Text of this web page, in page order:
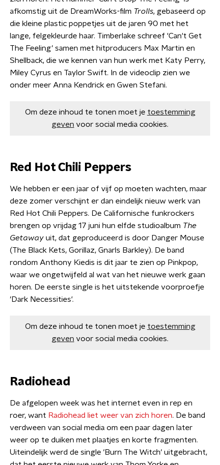
afkomstig uit de DreamWorks-film Trolls, gebaseerd op
die kleine plastic poppetjes uit de jaren 90 met het
lange, felgekleurde haar. Timberlake schreef 'Can't Get
The Feeling' samen met hitproducers Max Martin en
Shellback, die we kennen van hun werk met Katy Perry,
Miley Cyrus en Taylor Swift. In de videoclip zien we
onder meer Anna Kendrick en Gwen Stefani.
Om deze inhoud te tonen moet je toestemming
geven voor social media cookies.
Red Hot Chili Peppers
We hebben er een jaar of vijf op moeten wachten, maar
deze zomer verschijnt er dan eindelijk nieuw werk van
Red Hot Chili Peppers. De Californische funkrockers
brengen op vrijdag 17 juni hun elfde studioalbum The
Getaway uit, dat geproduceerd is door Danger Mouse
(The Black Kets, Gorillaz, Gnarls Barkley). De band
rondom Anthony Kiedis is dit jaar te zien op Pinkpop,
waar we ongetwijfeld al wat van het nieuwe werk gaan
horen. De eerste single is het uitstekende voorproefje
'Dark Necessities'.
Om deze inhoud te tonen moet je toestemming
geven voor social media cookies.
Radiohead
De afgelopen week was het internet even in rep en
roer, want Radiohead liet weer van zich horen. De band
verdween van social media om een paar dagen later
weer op te duiken met plaatjes en korte fragmenten.
Uiteindelijk werd de single 'Burn The Witch' uitgebracht,